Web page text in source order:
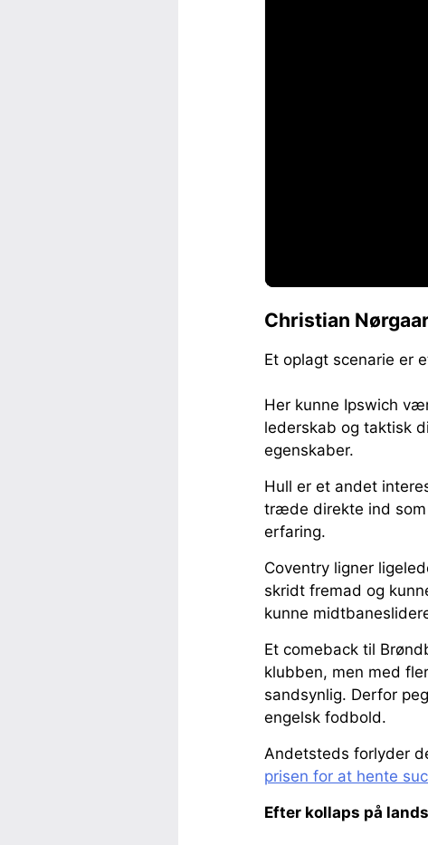
Christian
Et oplagt scenarie er
Her kunne Ipswich
lederskab og taktisk
egenskaber.
Hull er et andet
træde direkte ind som
erfaring.
Coventry ligner
skridt fremad og
kunne
Et comeback til
klubben, men med
sandsynlig. Derfor
engelsk fodbold.
Andetsteds forlyder
prisen for at hente
Efter kollaps på